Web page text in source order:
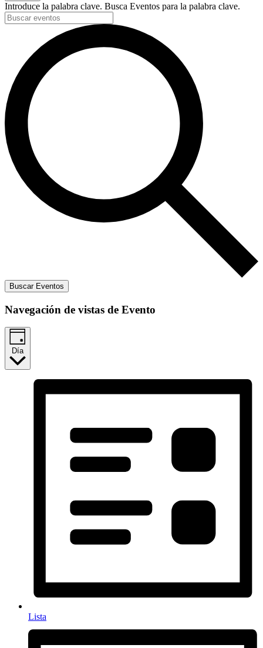
Introduce la palabra clave. Busca Eventos para la palabra clave.
Buscar Eventos
Navegación de vistas de Evento
Día
Lista